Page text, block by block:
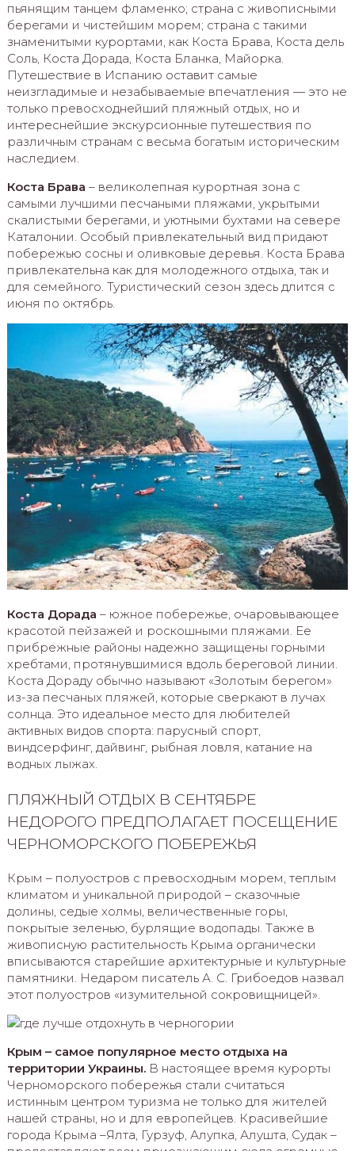
пьянящим танцем фламенко; страна с живописными
берегами и чистейшим морем; страна с такими
знаменитыми курортами, как Коста Брава, Коста дель
Соль, Коста Дорада, Коста Бланка, Майорка.
Путешествие в Испанию оставит самые
неизгладимые и незабываемые впечатления — это не
только превосходнейший пляжный отдых, но и
интереснейшие экскурсионные путешествия по
различным странам с весьма богатым историческим
наследием.
Коста Брава – великолепная курортная зона с
самыми лучшими песчаными пляжами, укрытыми
скалистыми берегами, и уютными бухтами на севере
Каталонии. Особый привлекательный вид придают
побережью сосны и оливковые деревья. Коста Брава
привлекательна как для молодежного отдыха, так и
для семейного. Туристический сезон здесь длится с
июня по октябрь.
Коста Дорада – южное побережье, очаровывающее
красотой пейзажей и роскошными пляжами. Ее
прибрежные районы надежно защищены горными
хребтами, протянувшимися вдоль береговой линии.
Коста Дораду обычно называют «Золотым берегом»
из-за песчаных пляжей, которые сверкают в лучах
солнца. Это идеальное место для любителей
активных видов спорта: парусный спорт,
виндсерфинг, дайвинг, рыбная ловля, катание на
водных лыжах.
ПЛЯЖНЫЙ ОТДЫХ В СЕНТЯБРЕ
НЕДОРОГО ПРЕДПОЛАГАЕТ ПОСЕЩЕНИЕ
ЧЕРНОМОРСКОГО ПОБЕРЕЖЬЯ
Крым – полуостров с превосходным морем, теплым
климатом и уникальной природой – сказочные
долины, седые холмы, величественные горы,
покрытые зеленью, бурлящие водопады. Также в
живописную растительность Крыма органически
вписываются старейшие архитектурные и культурные
памятники. Недаром писатель А. С. Грибоедов назвал
этот полуостров «изумительной сокровищницей».
Крым – самое популярное место отдыха на
территории Украины.В настоящее время курорты
Черноморского побережья стали считаться
истинным центром туризма не только для жителей
нашей страны, но и для европейцев. Красивейшие
города Крыма –Ялта, Гурзуф, Алупка, Алушта, Судак –